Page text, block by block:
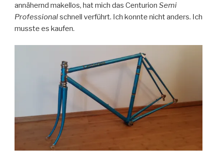
annähernd makellos, hat mich das Centurion Semi
Professionalschnell verführt. Ich konnte nicht anders. Ich
musste es kaufen.